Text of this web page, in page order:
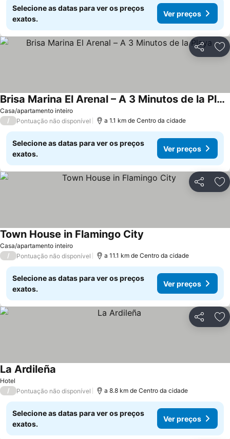
Selecione as datas para ver os preços
exatos.
Ver preços
Partilhar
Casa/apartamento inteiro
Brisa Marina El Arenal – A 3 Minutos de la Playa
/ Pontuação não disponível a 1.1 km de Centro da cidade
Selecione as datas para ver os preços
exatos.
Ver preços
Partilhar
Casa/apartamento inteiro
Town House in Flamingo City
/ Pontuação não disponível a 11.1 km de Centro da cidade
Selecione as datas para ver os preços
exatos.
Ver preços
Partilhar
Hotel
La Ardileña
/ Pontuação não disponível a 8.8 km de Centro da cidade
Selecione as datas para ver os preços
exatos.
Ver preços